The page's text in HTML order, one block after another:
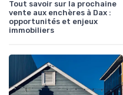
Tout savoir sur la prochaine
vente aux enchères à Dax :
opportunités et enjeux
immobiliers